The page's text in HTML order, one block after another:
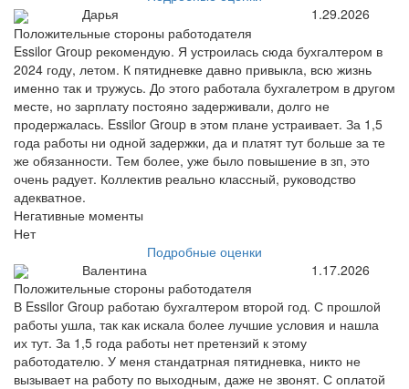
Дарья
1.29.2026
Положительные стороны работодателя
Essilor Group рекомендую. Я устроилась сюда бухгалтером в
2024 году, летом. К пятидневке давно привыкла, всю жизнь
именно так и тружусь. До этого работала бухгалетром в другом
месте, но зарплату постояно задерживали, долго не
продержалась. Essilor Group в этом плане устраивает. За 1,5
года работы ни одной задержки, да и платят тут больше за те
же обязанности. Тем более, уже было повышение в зп, это
очень радует. Коллектив реально классный, руководство
адекватное.
Негативные моменты
Нет
Подробные оценки
Валентина
1.17.2026
Положительные стороны работодателя
В Essilor Group работаю бухгалтером второй год. С прошлой
работы ушла, так как искала более лучшие условия и нашла
их тут. За 1,5 года работы нет претензий к этому
работодателю. У меня стандатрная пятидневка, никто не
вызывает на работу по выходным, даже не звонят. С оплатой